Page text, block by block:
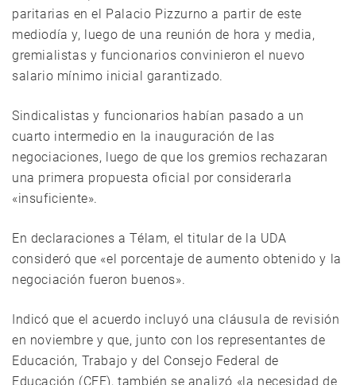
paritarias en el Palacio Pizzurno a partir de este
mediodía y, luego de una reunión de hora y media,
gremialistas y funcionarios convinieron el nuevo
salario mínimo inicial garantizado.
Sindicalistas y funcionarios habían pasado a un
cuarto intermedio en la inauguración de las
negociaciones, luego de que los gremios rechazaran
una primera propuesta oficial por considerarla
«insuficiente».
En declaraciones a Télam, el titular de la UDA
consideró que «el porcentaje de aumento obtenido y la
negociación fueron buenos».
Indicó que el acuerdo incluyó una cláusula de revisión
en noviembre y que, junto con los representantes de
Educación, Trabajo y del Consejo Federal de
Educación (CFE), también se analizó «la necesidad de